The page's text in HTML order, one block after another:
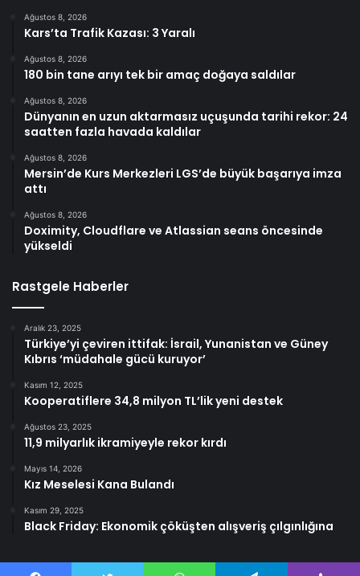
Ağustos 8, 2026
Kars’ta Trafik Kazası: 3 Yaralı
Ağustos 8, 2026
180 bin tane arıyı tek bir amaç doğaya saldılar
Ağustos 8, 2026
Dünyanın en uzun aktarmasız uçuşunda tarihi rekor: 24
saatten fazla havada kaldılar
Ağustos 8, 2026
Mersin’de Kurs Merkezleri LGS’de büyük başarıya imza
attı
Ağustos 8, 2026
Doximity, Cloudflare ve Atlassian seans öncesinde
yükseldi
Rastgele Haberler
Aralık 23, 2025
Türkiye’yi çeviren ittifak: İsrail, Yunanistan ve Güney
Kıbrıs ‘müdahale gücü kuruyor’
Kasım 12, 2025
Kooperatiflere 34,8 milyon TL’lik yeni destek
Ağustos 23, 2025
11,9 milyarlık ikramiyeyle rekor kırdı
Mayıs 14, 2026
Kız Meselesi Kana Bulandı
Kasım 29, 2025
Black Friday: Ekonomik çöküşten alışveriş çılgınlığına